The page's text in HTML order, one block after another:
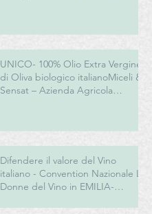
UNICO- 100% Olio Extra Vergine
di Oliva biologico italianoMiceli &
Sensat – Azienda Agricola
Difendere il valore del Vino
italiano - Convention Nazionale Le
Donne del Vino in EMILIA-